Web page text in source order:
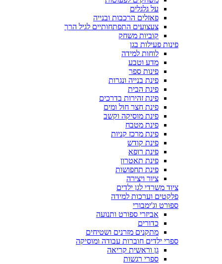
על גלגלים
פאזלים הרכבות ובנייה
צעצועים התפתחותיים לגיל הרך
קוביות משחק
פינות פעילות בגן
לוחות למידה
מדע וטבע
פינות ספר
פינת בנייה ונגרות
פינת הבית
פינת זהירות בדרכים
פינת חצר חול ומים
פינת מוסיקה וקשב
פינת מטבח
פינת מרכז קניות
פינת קודש
פינת רופא
פינת תאטרון
פינת תחפושות
ציור ויצירה
ציוד משרדי לגן ילדים
פלקטים וערכות למידה
ספורט וג'ימבורי
אביזרי ספורט ותנועה
כדורים
מתקנים מזרנים ושטיחים
ספרי ילדים חוברות עבודה ומוסיקה
גן וראשית קריאה
ספרי רגשות